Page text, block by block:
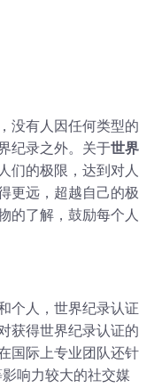
没有人因任何类型的
纪录之外。关于世界
们的极限，达到对人
更远，超越自己的极
的了解，鼓励每个人
个人，世界纪录认证
获得世界纪录认证的
国际上专业团队还针
响力较大的社交媒